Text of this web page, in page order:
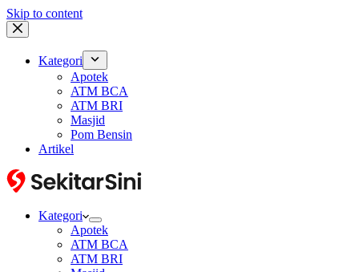
Skip to content
Kategori
Apotek
ATM BCA
ATM BRI
Masjid
Pom Bensin
Artikel
Kategori
Apotek
ATM BCA
ATM BRI